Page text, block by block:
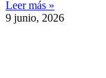
Leer más »
9 junio, 2026